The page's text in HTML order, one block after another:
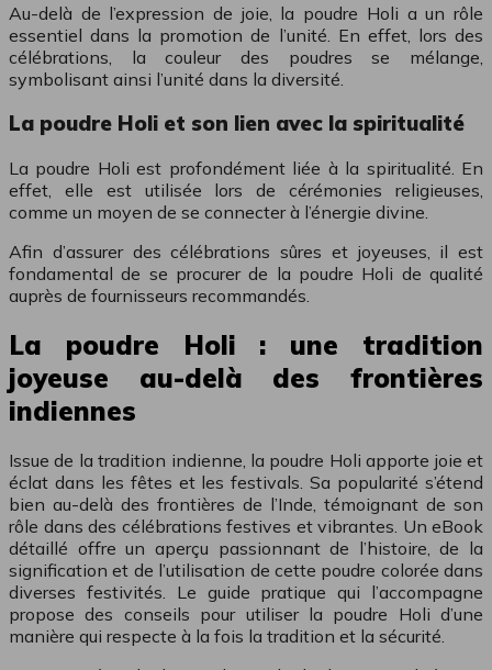
Au-delà de l’expression de joie, la poudre Holi a un rôle
essentiel dans la promotion de l’unité. En effet, lors des
célébrations, la couleur des poudres se mélange,
symbolisant ainsi l’unité dans la diversité.
La poudre Holi et son lien avec la spiritualité
La poudre Holi est profondément liée à la spiritualité. En
effet, elle est utilisée lors de cérémonies religieuses,
comme un moyen de se connecter à l’énergie divine.
Afin d’assurer des célébrations sûres et joyeuses, il est
fondamental de se procurer de la poudre Holi de qualité
auprès de fournisseurs recommandés.
La poudre Holi : une tradition
joyeuse au-delà des frontières
indiennes
Issue de la tradition indienne, la poudre Holi apporte joie et
éclat dans les fêtes et les festivals. Sa popularité s’étend
bien au-delà des frontières de l’Inde, témoignant de son
rôle dans des célébrations festives et vibrantes. Un eBook
détaillé offre un aperçu passionnant de l’histoire, de la
signification et de l’utilisation de cette poudre colorée dans
diverses festivités. Le guide pratique qui l’accompagne
propose des conseils pour utiliser la poudre Holi d’une
manière qui respecte à la fois la tradition et la sécurité.